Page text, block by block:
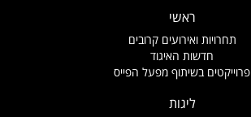
ראשי
תחרויות ואירועים קרובים
חדשות האיגוד
פרוייקטים בשיתוף מפעל הפייס
ליגות